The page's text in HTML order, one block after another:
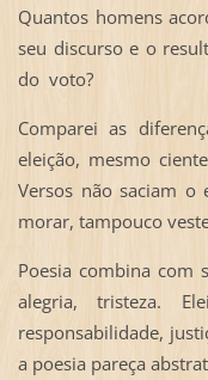
Quantos homens
seu discurso e o
do voto?
Comparei as
eleição, mesmo
Versos não saciam o
morar, tampouco
Poesia combina com
alegria, tristeza.
responsabilidade,
a poesia pareça